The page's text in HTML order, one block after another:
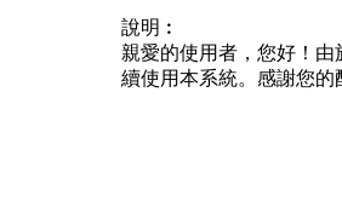
說明︰
親愛的使用者，您好！
續使用本系統。感謝您的